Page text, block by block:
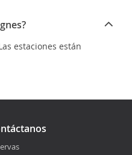
estaciones están